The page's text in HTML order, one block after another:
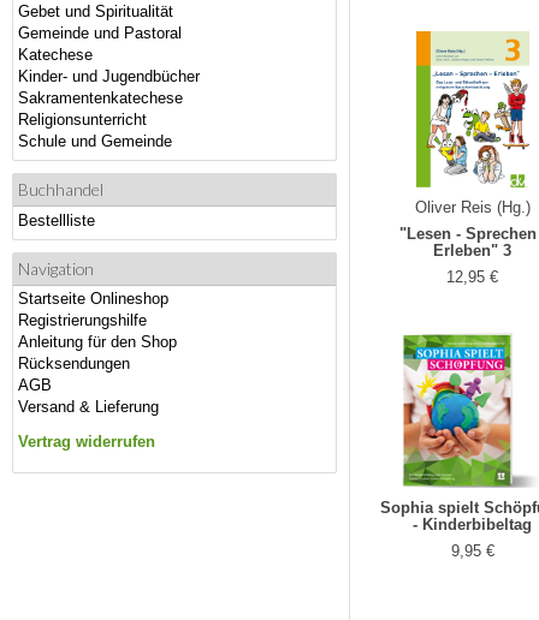
Gebet und Spiritualität
Gemeinde und Pastoral
Katechese
Kinder- und Jugendbücher
Sakramentenkatechese
Religionsunterricht
Schule und Gemeinde
Buchhandel
Bestellliste
Navigation
Startseite Onlineshop
Registrierungshilfe
Anleitung für den Shop
Rücksendungen
AGB
Versand & Lieferung
Vertrag widerrufen
Oliver Reis (Hg.)
"Lesen - Sprechen
Erleben" 3
12,95 €
Sophia spielt
- Kinderbibeltag
9,95 €